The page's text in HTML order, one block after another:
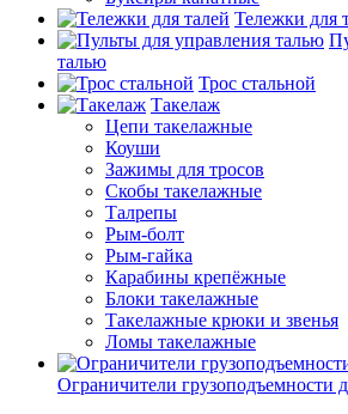
Тележки для
талью
Трос стальной
Такелаж
Цепи такелажные
Коуши
Зажимы для тросов
Скобы такелажные
Талрепы
Рым-болт
Рым-гайка
Карабины крепёжные
Блоки такелажные
Такелажные крюки и звенья
Ломы такелажные
Ограничители грузоподъемности